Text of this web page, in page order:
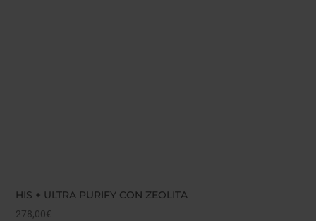
HIS + ULTRA PURIFY CON ZEOLITA
278,00€